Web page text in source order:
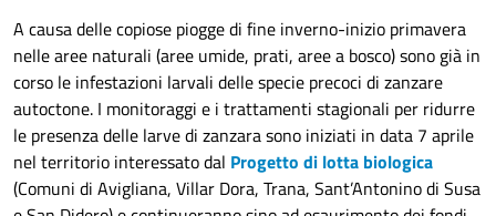
A causa delle copiose piogge di fine inverno-inizio primavera
nelle aree naturali (aree umide, prati, aree a bosco) sono già in
corso le infestazioni larvali delle specie precoci di zanzare
autoctone. I monitoraggi e i trattamenti stagionali per ridurre
le presenza delle larve di zanzara sono iniziati in data 7 aprile
nel territorio interessato dal Progetto di lotta biologica
(Comuni di Avigliana, Villar Dora, Trana, Sant’Antonino di Susa